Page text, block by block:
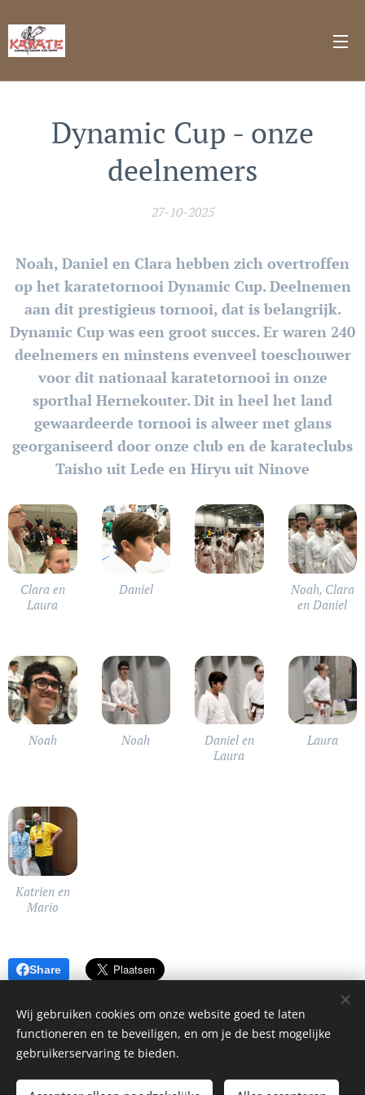
Dynamic Cup - onze
deelnemers
27-10-2025
Noah, Daniel en Clara hebben zich overtroffen
op het karatetornooi Dynamic Cup. Deelnemen
aan dit prestigieus tornooi, dat is belangrijk.
Dynamic Cup was een groot succes. Er waren 240
deelnemers en minstens evenveel toeschouwer
voor dit nationaal karatetornooi in onze
sporthal Hernekouter. Dit in heel het land
gewaardeerde tornooi is alweer met glans
georganiseerd door onze club en de karateclubs
Taisho uit Lede en Hiryu uit Ninove
Clara en
Laura
Daniel
Noah, Clara
en Daniel
Noah Noah
Daniel en
Laura
Laura
Katrien en
Mario
Share
2024 Shotokan Herne| Alle rechten voorbehouden.
Wij gebruiken cookies om onze website goed te laten
functioneren en te beveiligen, en om je de best mogelijke
gebruikerservaring te bieden.